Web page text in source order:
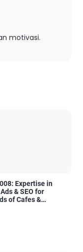
motivasi.
Expertise in
& SEO for
of Cafes &